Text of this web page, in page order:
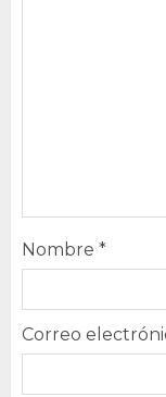
Nombre *
Correo